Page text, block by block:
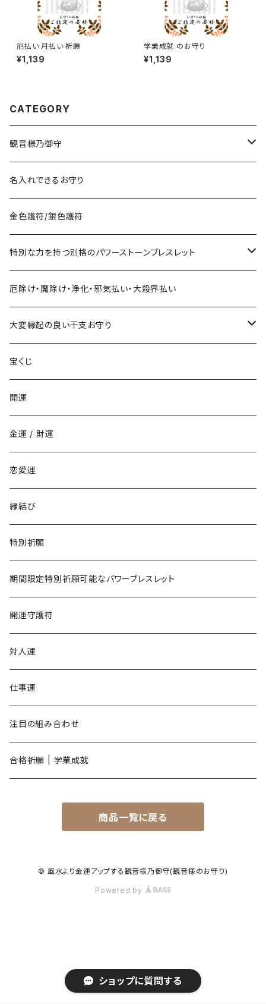
ショップに質問する
厄払い 月払い 祈願
¥1,139
学業成就 のお守り
¥1,139
CATEGORY
観音様乃御守
宝くじに御利益ある組合せ
サマージャンボ宝くじに当たりたい時の組合せ
バレンタインジャンボ宝くじに当たりたい時の組合せ
お金に御利益ある組合せ
給料を増やしたい
お金持ちと出会いたい
恋愛・縁結びで御利益ある組合せ
お金持ち恋愛したい
お金持ちと結婚したい(玉の輿・逆玉の輿)
対人で御利益ある組合せ
学校でいじめられたくない
職場でいじめられたくない
恋愛でライバルに勝ちたい
出世して仕事も充実し給料を上げたい時の組み合わせ
名入れできるお守り
金色護符/銀色護符
特別な力を持つ別格のパワーストーンブレスレット
ネックレス
ストラップ
厄除け・魔除け・浄化・邪気払い・大殺界払い
大変縁起の良い干支お守り
子年
丑年
寅年
卯年
辰年
巳年
午年
未年
申年
酉年
戌年
亥年
宝くじ
開運
金運 / 財運
恋愛運
縁結び
特別祈願
期間限定特別祈願可能なパワーブレスレット
開運守護符
対人運
仕事運
注目の組み合わせ
合格祈願 | 学業成就
商品一覧に戻る
© 風水より金運アップする観音様乃御守(観音様のお守り)
Powered by